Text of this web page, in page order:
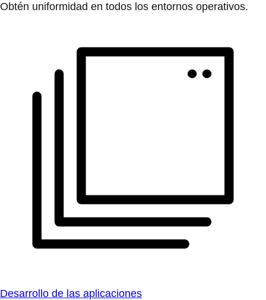
Obtén uniformidad en todos los entornos operativos.
Desarrollo de las aplicaciones